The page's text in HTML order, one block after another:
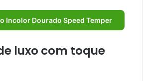
Incolor Dourado Speed Temper
luxo com toque